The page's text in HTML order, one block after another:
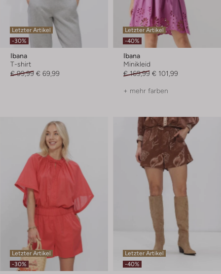
Letzter Artikel
-30%
Ibana
T-shirt
€ 99,99 € 69,99
Letzter Artikel
-40%
Ibana
Minikleid
€ 169,99 € 101,99
+ mehr farben
Letzter Artikel
-30%
Letzter Artikel
-40%